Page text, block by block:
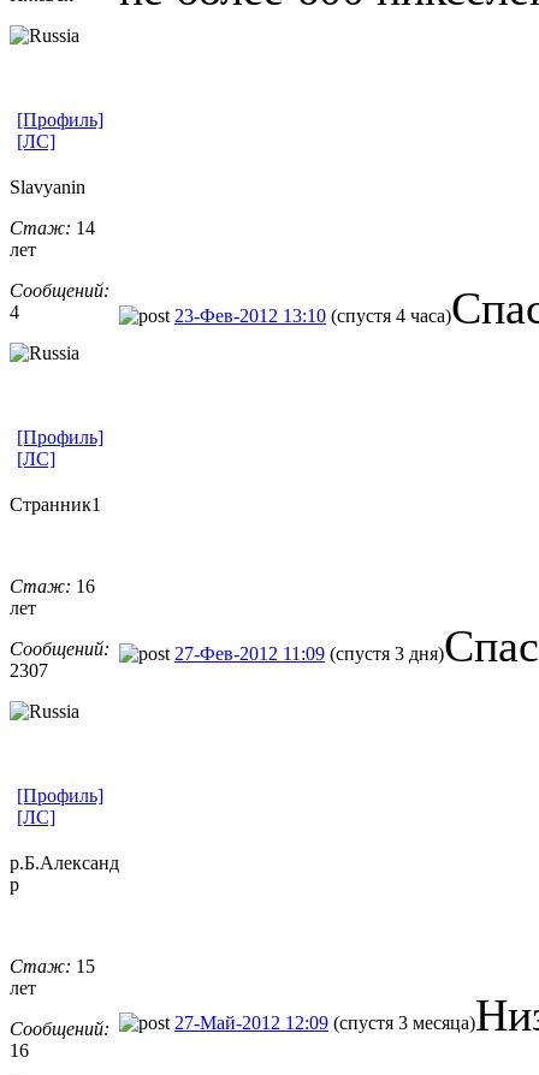
[Профиль]
[ЛС]
Slavyanin
Стаж: 14
лет
Сообщений:
4
23-Фев-2012 13:10 (спустя 4 часа)
[Профиль]
[ЛС]
Странник1
Стаж: 16
лет
Сообщений:
2307
27-Фев-2012 11:09 (спустя 3 дня)
[Профиль]
[ЛС]
р.Б.Александ
р
Стаж: 15
лет
Сообщений:
16
27-Май-2012 12:09 (спустя 3 месяца)